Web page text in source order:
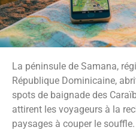
La péninsule de Samana,
République Dominicaine,
spots de baignade des
attirent les voyageurs à la
paysages à couper le souffle.